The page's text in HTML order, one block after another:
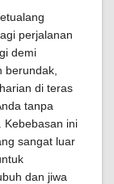
perjalanan
demi
berundak,
di teras
tanpa
Kebebasan ini
sangat luar
dan jiwa